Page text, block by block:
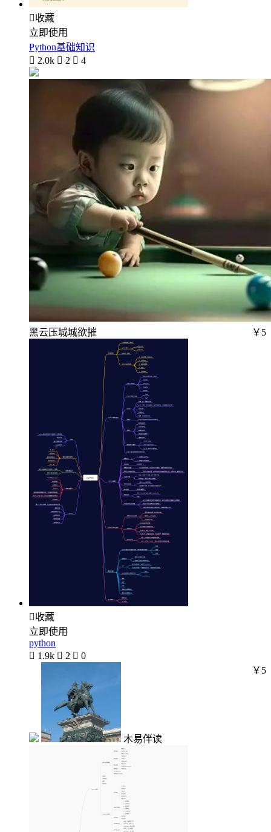
收藏
立即使用
Python基础知识
 2.0k  2  4
黑云压城城欲摧 ￥5
收藏
立即使用
python
 1.9k  2  0
木易伴读
￥5